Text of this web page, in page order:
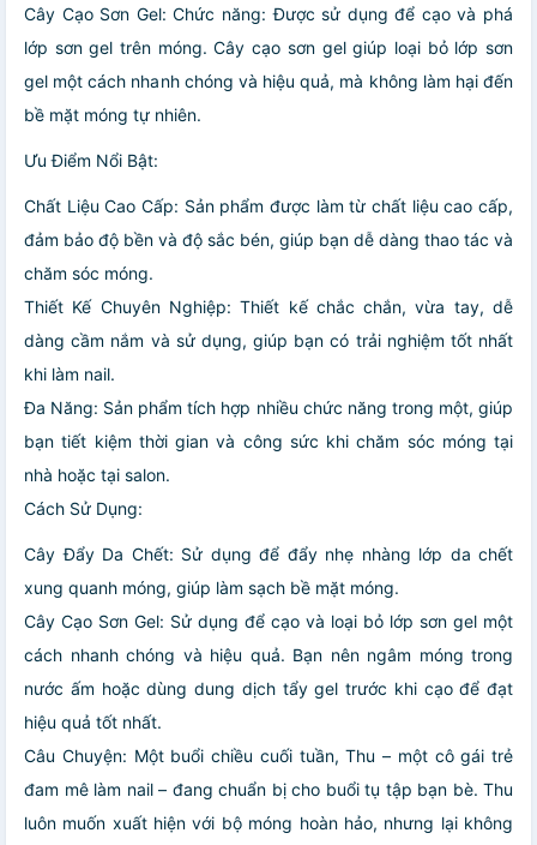
Cây Cạo Sơn Gel: Chức năng: Được sử dụng để cạo và phá
lớp sơn gel trên móng. Cây cạo sơn gel giúp loại bỏ lớp sơn
gel một cách nhanh chóng và hiệu quả, mà không làm hại đến
bề mặt móng tự nhiên.
Ưu Điểm Nổi Bật:
Chất Liệu Cao Cấp: Sản phẩm được làm từ chất liệu cao cấp,
đảm bảo độ bền và độ sắc bén, giúp bạn dễ dàng thao tác và
chăm sóc móng.
Thiết Kế Chuyên Nghiệp: Thiết kế chắc chắn, vừa tay, dễ
dàng cầm nắm và sử dụng, giúp bạn có trải nghiệm tốt nhất
khi làm nail.
Đa Năng: Sản phẩm tích hợp nhiều chức năng trong một, giúp
bạn tiết kiệm thời gian và công sức khi chăm sóc móng tại
nhà hoặc tại salon.
Cách Sử Dụng:
Cây Đẩy Da Chết: Sử dụng để đẩy nhẹ nhàng lớp da chết
xung quanh móng, giúp làm sạch bề mặt móng.
Cây Cạo Sơn Gel: Sử dụng để cạo và loại bỏ lớp sơn gel một
cách nhanh chóng và hiệu quả. Bạn nên ngâm móng trong
nước ấm hoặc dùng dung dịch tẩy gel trước khi cạo để đạt
hiệu quả tốt nhất.
Câu Chuyện: Một buổi chiều cuối tuần, Thu – một cô gái trẻ
đam mê làm nail – đang chuẩn bị cho buổi tụ tập bạn bè. Thu
luôn muốn xuất hiện với bộ móng hoàn hảo, nhưng lại không